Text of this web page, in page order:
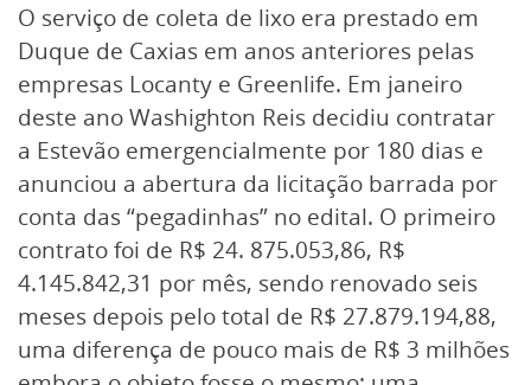
O serviço de coleta de lixo era prestado em
Duque de Caxias em anos anteriores pelas
empresas Locanty e Greenlife. Em janeiro
deste ano Washighton Reis decidiu contratar
a Estevão emergencialmente por 180 dias e
anunciou a abertura da licitação barrada por
conta das “pegadinhas” no edital. O primeiro
contrato foi de R$ 24. 875.053,86, R$
4.145.842,31 por mês, sendo renovado seis
meses depois pelo total de R$ 27.879.194,88,
uma diferença de pouco mais de R$ 3 milhões